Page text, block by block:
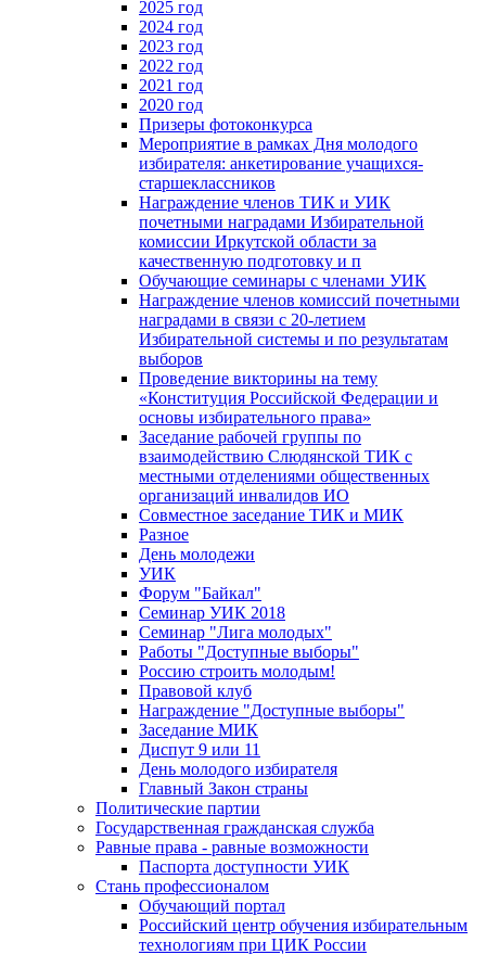
2025 год
2024 год
2023 год
2022 год
2021 год
2020 год
Призеры фотоконкурса
Мероприятие в рамках Дня молодого
избирателя: анкетирование учащихся-
старшеклассников
Награждение членов ТИК и УИК
почетными наградами Избирательной
комиссии Иркутской области за
качественную подготовку и п
Обучающие семинары с членами УИК
Награждение членов комиссий почетными
наградами в связи с 20-летием
Избирательной системы и по результатам
выборов
Проведение викторины на тему
«Конституция Российской Федерации и
основы избирательного права»
Заседание рабочей группы по
взаимодействию Слюдянской ТИК с
местными отделениями общественных
организаций инвалидов ИО
Совместное заседание ТИК и МИК
Разное
День молодежи
УИК
Форум "Байкал"
Семинар УИК 2018
Семинар "Лига молодых"
Работы "Доступные выборы"
Россию строить молодым!
Правовой клуб
Награждение "Доступные выборы"
Заседание МИК
Диспут 9 или 11
День молодого избирателя
Главный Закон страны
Политические партии
Государственная гражданская служба
Равные права - равные возможности
Паспорта доступности УИК
Стань профессионалом
Обучающий портал
Российский центр обучения избирательным
технологиям при ЦИК России